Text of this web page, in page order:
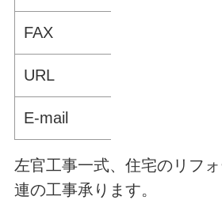
FAX
URL
E-mail
左官工事一式、住宅のリフ
連の工事承ります。